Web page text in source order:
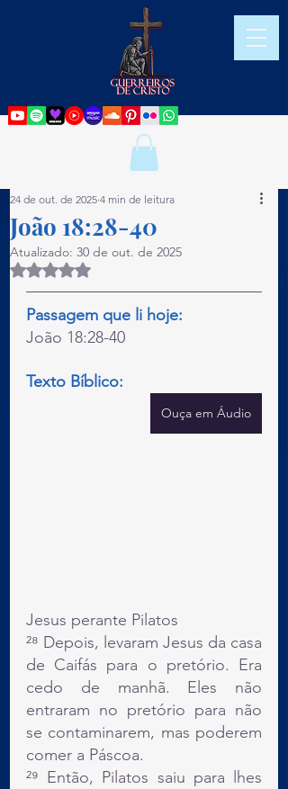
João 18:28-40
24 de out. de 2025 4 min de leitura
Atualizado: 30 de out. de 2025
Avaliado com NaN de 5 estrelas.
Passagem que li hoje:
João 18:28-40
Texto Bíblico:
Ouça em Áudio
Jesus perante Pilatos
²⁸ Depois, levaram Jesus da casa
de Caifás para o pretório. Era
cedo de manhã. Eles não
entraram no pretório para não
se contaminarem, mas poderem
comer a Páscoa.
²⁹ Então, Pilatos saiu para lhes